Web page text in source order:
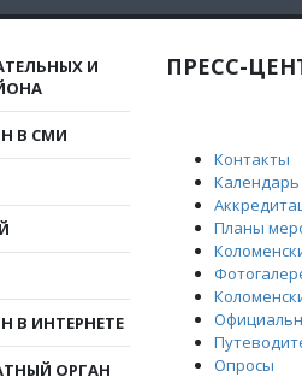
И
В СМИ
В ИНТЕРНЕТЕ
ОРГАН
ПРЕСС-
Контакты
Планы
Опросы